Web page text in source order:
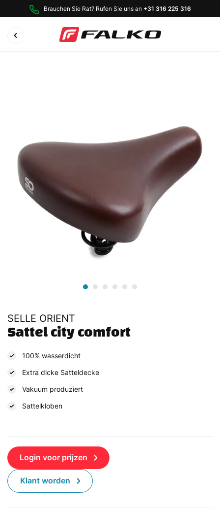
Brauchen Sie Rat? Rufen Sie uns an +31 316 225 316
SELLE ORIENT
Sattel city comfort
100% wasserdicht
Extra dicke Satteldecke
Vakuum produziert
Sattelkloben
Login voor prijzen
Klant worden